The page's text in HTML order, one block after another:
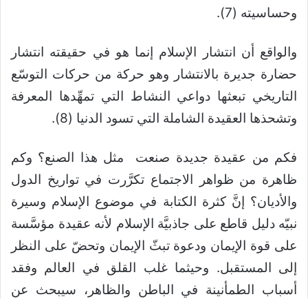
وحساسيته (7).
والواقع أن انتشار الإسلام إنما هو في حقيقته انتشار
حضارة جديرة بالانتشار وهو حركة من حركات التوسّع
التاريخي تبعثها دواعي النشاط التي تمهِّدها المعرفة
وتشحذها العقيدة الشاملة التي تسود الدنيا (8).
فكم من عقيدة جديدة صنعت مثل هذا الصنع؟ وكم
ظاهرة من ظواهر الاجتماع تكرَّرت في تواريخ الدول
والأديان؟ إنَّ كثرة الكتابة في موضوع الإسلام وسيرة
نبيّه دليل قاطع على جاذبيَّة الإسلام لأنه عقيدة مؤسَّسة
على قوة الإيمان ودعوة تبثّ الإيمان وتحضّ على النظر
إلى المستقبل. وحيثما غلب القلق في العالم وفقد
أسباب الطمأنينة في الباطن والظاهر، سيبحث عن